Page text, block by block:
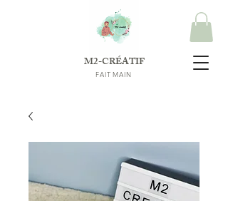
M2-CRÉATIF
FAIT MAIN